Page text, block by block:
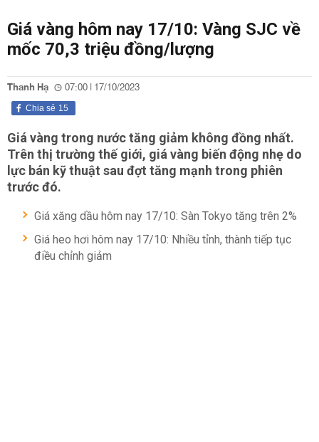
Giá vàng hôm nay 17/10: Vàng SJC về
mốc 70,3 triệu đồng/lượng
Thanh Hạ 07:00 | 17/10/2023
15
Chia sẻ
Giá vàng trong nước tăng giảm không đồng nhất.
Trên thị trường thế giới, giá vàng biến động nhẹ do
lực bán kỹ thuật sau đợt tăng mạnh trong phiên
trước đó.
Giá xăng dầu hôm nay 17/10: Sàn Tokyo tăng trên 2%
Giá heo hơi hôm nay 17/10: Nhiều tỉnh, thành tiếp tục
điều chỉnh giảm